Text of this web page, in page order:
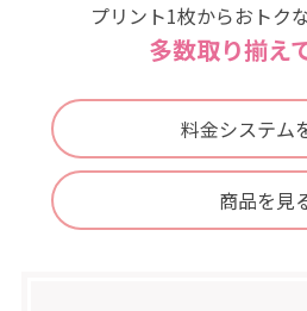
プリント1枚からおトク
多数取り揃え
料金システム
商品を見